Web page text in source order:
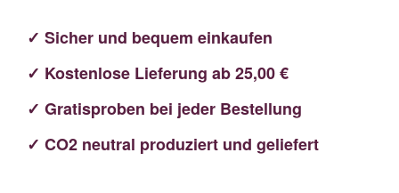
✓ Sicher und bequem einkaufen
✓ Kostenlose Lieferung ab 25,00 €
✓ Gratisproben bei jeder Bestellung
✓ CO2 neutral produziert und geliefert